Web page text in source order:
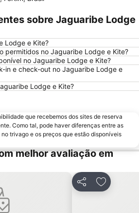
sobre Jaguaribe Lodge
Lodge e Kite?
permitidos no Jaguaribe Lodge e Kite?
no Jaguaribe Lodge e Kite?
in e check-out no Jaguaribe Lodge e
Lodge e Kite?
que recebemos dos sites de reserva
Como tal, pode haver diferenças entre as
trivago e os preços que estão disponíveis
melhor avaliação em
PartilharAdicionar